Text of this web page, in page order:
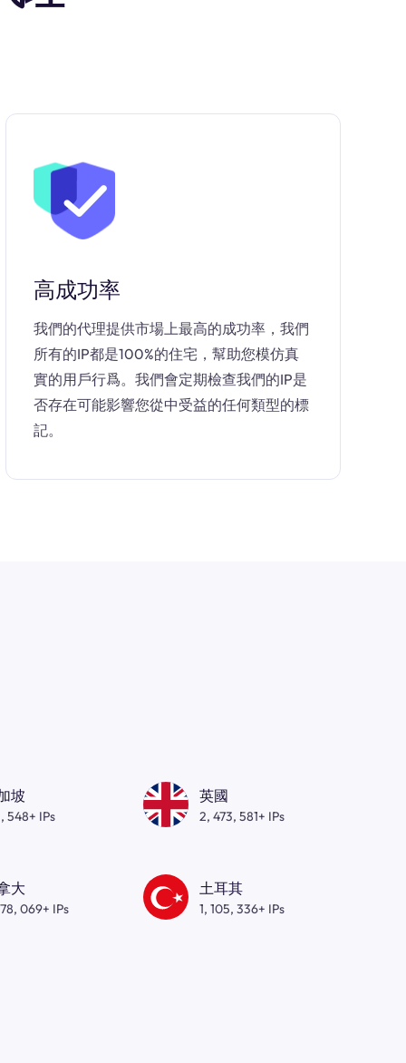
高成功率
我們的代理提供市場上最高的成功率，我們
所有的IP都是100%的住宅，幫助您模仿真
實的用戶行爲。我們會定期檢查我們的IP是
否存在可能影響您從中受益的任何類型的標
記。
坡
548+ IPs
英國
2, 473, 581+ IPs
大
069+ IPs
土耳其
1, 105, 336+ IPs